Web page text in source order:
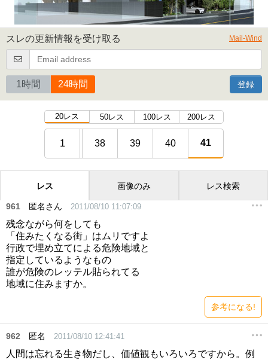
スレの更新情報を受け取る Mail-Wind
1時間 24時間 登録
20レス 50レス 100レス 200レス
1 38 39 40 41
レス 画像のみ レス検索
961 匿名さん 2011/08/10 11:07:09
残念ながら何をしても
「住みたくなる街」はムリですよ
行政で埋め立てによる危険地域と
指定しているようなもの
誰が危険のレッテル貼られてる
地域に住みますか。
参考になる!
962 匿名 2011/08/10 12:41:41
人間は忘れる生き物だし、価値観もいろいろですから。例